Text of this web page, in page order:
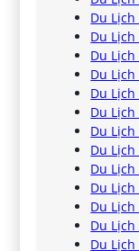
Du
Du
Du
Du
Du
Du
Du
Du Lịch
Du
Du Lịch
Du Lịch
Du Lịch
Du